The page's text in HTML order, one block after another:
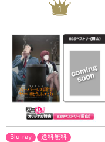
1
Blu-ray 送料無料